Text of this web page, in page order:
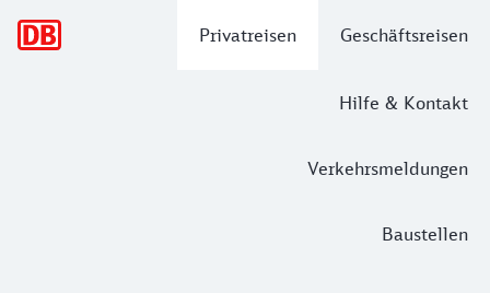
Privatreisen Geschäftsreisen
Hilfe & Kontakt
Verkehrsmeldungen
Baustellen